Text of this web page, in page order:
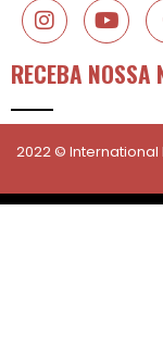
RECEBA NOSSA
2022 © International